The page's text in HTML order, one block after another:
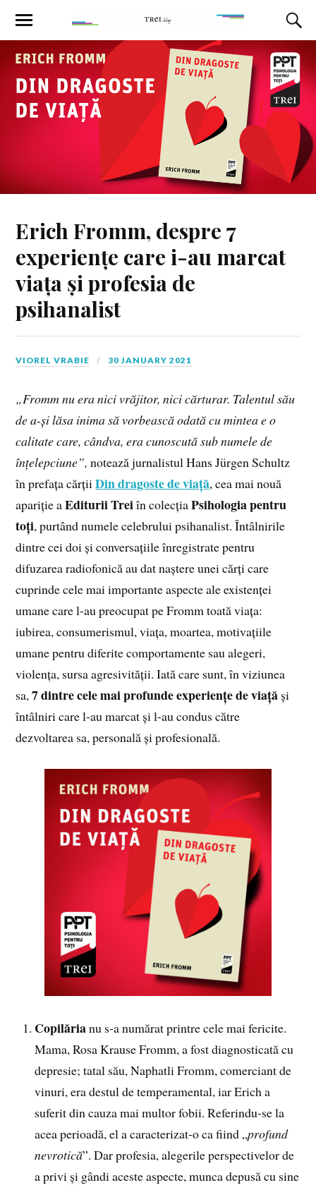
Erich Fromm, despre 7
experiențe care i-au marcat
viața și profesia de
psihanalist
VIOREL VRABIE 30 JANUARY 2021
„Fromm nu era nici vrăjitor, nici cărturar. Talentul său
de a-și lăsa inima să vorbească odată cu mintea e o
calitate care, cândva, era cunoscută sub numele de
înțelepciune”, notează jurnalistul Hans Jürgen Schultz
în prefața cărțiiDin dragoste de viață, cea mai nouă
apariție aEditurii Treiîn colecțiaPsihologia pentru
toți, purtând numele celebrului psihanalist. Întâlnirile
dintre cei doi și conversațiile înregistrate pentru
difuzarea radiofonică au dat naștere unei cărți care
cuprinde cele mai importante aspecte ale existenței
umane care l-au preocupat pe Fromm toată viața:
iubirea, consumerismul, viața, moartea, motivațiile
umane pentru diferite comportamente sau alegeri,
violența, sursa agresivității. Iată care sunt, în viziunea
sa,7 dintre cele mai profunde experiențe de viață și
întâlniri care l-au marcat și l-au condus către
dezvoltarea sa, personală și profesională.
Copilărianu s-a numărat printre cele mai fericite.
Mama, Rosa Krause Fromm, a fost diagnosticată cu
depresie; tatal său, Naphatli Fromm, comerciant de
vinuri, era destul de temperamental, iar Erich a
suferit din cauza mai multor fobii. Referindu-se la
acea perioadă, el a caracterizat-o ca fiind „profund
nevrotică”. Dar profesia, alegerile perspectivelor de
a privi și gândi aceste aspecte, munca depusă cu sine